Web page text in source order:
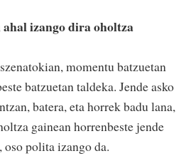
izango dira oholtza
momentu batzuetan
batzuetan taldeka. Jende asko
batera, eta horrek badu lana,
gainean horrenbeste jende
oso polita izango da.